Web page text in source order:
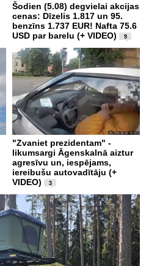
Šodien (5.08) degvielai akcijas
cenas: Dīzelis 1.817 un 95.
benzīns 1.737 EUR! Nafta 75.6
USD par barelu (+ VIDEO)
9
"Zvaniet prezidentam" -
likumsargi Āgenskalnā aiztur
agresīvu un, iespējams,
iereibušu autovadītāju (+
VIDEO)
3